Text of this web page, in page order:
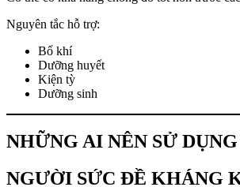
Nguyên tắc hỗ trợ:
Bổ khí
Dưỡng huyết
Kiện tỳ
Dưỡng sinh
NHỮNG AI NÊN SỬ
NGƯỜI SỨC ĐỀ KHÁNG